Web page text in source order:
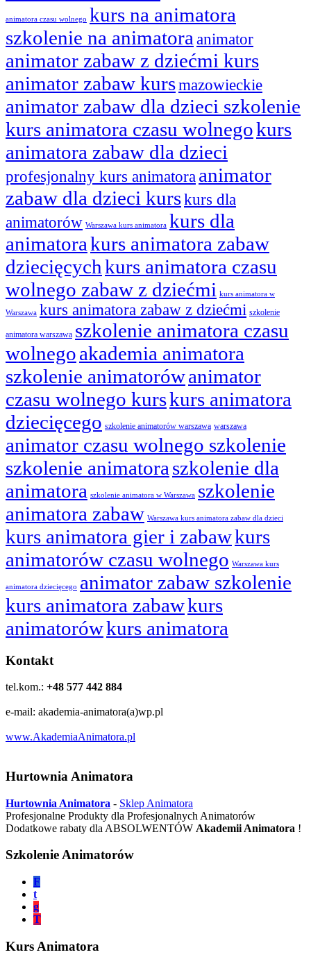
animatora czasu wolnego kurs na animatora
szkolenie na animatora animator
animator zabaw z dziećmi kurs
animator zabaw kursmazowieckie
animator zabaw dla dzieci szkolenie
kurs animatora czasu wolnegokurs
animatora zabaw dla dzieci
profesjonalny kurs animatora animator
zabaw dla dzieci kurskurs dla
animatorów Warszawa kurs animatora kurs dla
animatorakurs animatora zabaw
dziecięcychkurs animatora czasu
wolnego zabaw z dziećmi kurs animatora w
Warszawa kurs animatora zabaw z dziećmi szkolenie
animatora warszawa szkolenie animatora czasu
wolnegoakademia animatora
szkolenie animatorówanimator
czasu wolnego kurskurs animatora
dziecięcego szkolenie animatorów warszawa warszawa
animator czasu wolnego szkolenie
szkolenie animatora szkolenie dla
animatora szkolenie animatora w Warszawa szkolenie
animatora zabaw Warszawa kurs animatora zabaw dla dzieci
kurs animatora gier i zabawkurs
animatorów czasu wolnego Warszawa kurs
animatora dziecięcego animator zabaw szkolenie
kurs animatora zabawkurs
animatorówkurs animatora
Kontakt
tel.kom.: +48 577 442 884
e-mail: akademia-animatora(a)wp.pl
www.AkademiaAnimatora.pl
Hurtownia Animatora
Hurtownia Animatora - Sklep Animatora
Profesjonalne Produkty dla Profesjonalnych Animatorów
Dodatkowe rabaty dla ABSOLWENTÓW Akademii Animatora !
Szkolenie Animatorów
F
t
g
T
Kurs Animatora